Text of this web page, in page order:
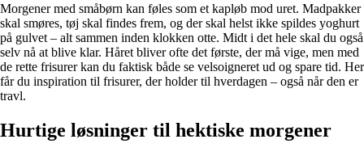
Morgener med småbørn kan føles som et kapløb mod uret. Madpakker
skal smøres, tøj skal findes frem, og der skal helst ikke spildes yoghurt
på gulvet – alt sammen inden klokken otte. Midt i det hele skal du også
selv nå at blive klar. Håret bliver ofte det første, der må vige, men med
de rette frisurer kan du faktisk både se velsoigneret ud og spare tid. Her
får du inspiration til frisurer, der holder til hverdagen – også når den er
travl.
Hurtige løsninger til hektiske morgener